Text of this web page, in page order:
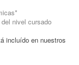
nivel cursado
incluído en nuestros